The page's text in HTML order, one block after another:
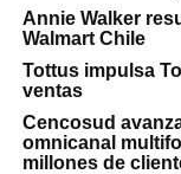
Annie Walker
Walmart Chile
Tottus impulsa
ventas
Cencosud
omnicanal
millones de